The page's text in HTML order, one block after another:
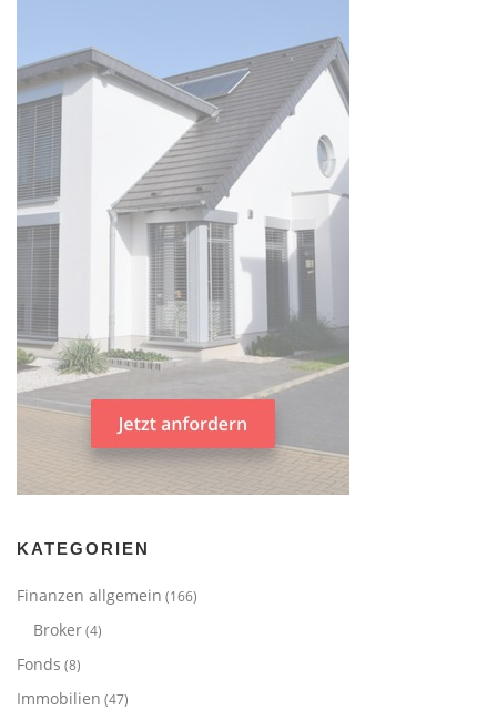
KATEGORIEN
Finanzen allgemein (166)
Broker(4)
Fonds (8)
Immobilien (47)